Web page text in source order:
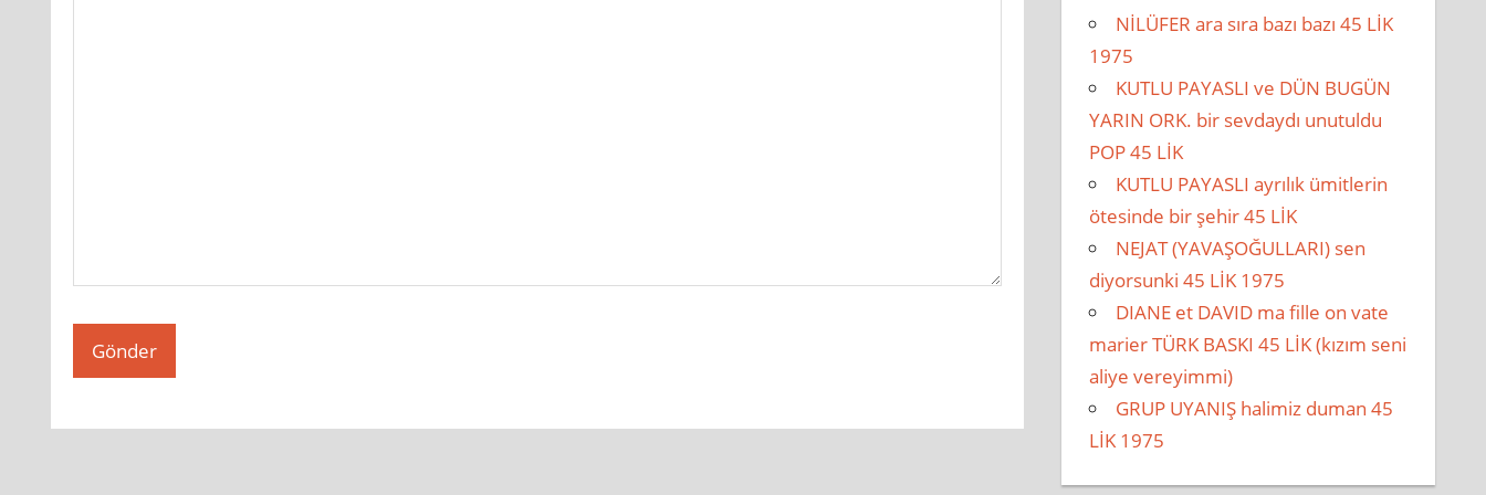
NİLÜFER ara sıra bazı bazı 45 LİK
1975
KUTLU PAYASLI ve DÜN BUGÜN
YARIN ORK. bir sevdaydı unutuldu
POP 45 LİK
KUTLU PAYASLI ayrılık ümitlerin
ötesinde bir şehir 45 LİK
NEJAT (YAVAŞOĞULLARI) sen
diyorsunki 45 LİK 1975
DIANE et DAVID ma fille on vate
marier TÜRK BASKI 45 LİK (kızım seni
aliye vereyimmi)
GRUP UYANIŞ halimiz duman 45
LİK 1975